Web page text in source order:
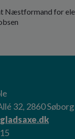
Næstformand for
32, 2860 Søborg